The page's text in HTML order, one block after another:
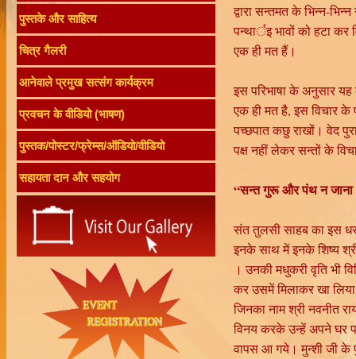
पुस्तके और साहित्य
चित्र गैलरी
आनेवाले प्रमुख सत्संग कार्यक्रम
प्रवचन के वीडियो (भाषण)
पुस्तक/पोस्टर/फ्रेम्स/ऑडियो/वीडियो
सहायता दान और सहयोग
द्वारा सन्तमत के भिन्न-
पन्थार्इ भावों को हटा कर
एक ही मत हैं।
इस परिभाषा के अनुसार
एक ही मत है, इस विचार के
पच्छपात कछु राखों। वेद
पक्ष नहीं लेकर सन्तों के
“सन्त गुरू और पंथ न
संत तुलसी साहब का इस
इनके साथ में इनके शिष्य
। उनकी मधुकरी वृति भी
कर उसमें मिलाकर खा
जिनका नाम श्री नवनीत
विनय करके उन्हें अपने घर
वापस आ गये। मुन्शी जी के